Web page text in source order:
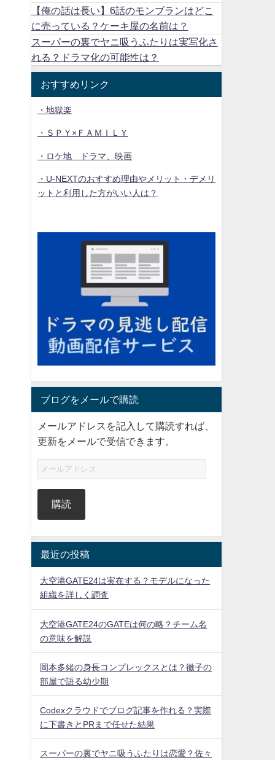
【俺の話は長い】6話のモンブランはどこ
に売っている？ケーキ屋の名前は？
スーパーの裏でヤニ吸うふたりは実写化さ
れる？ドラマ化の可能性は？
おすすめリンク
・地獄楽
・ＳＰＹ×ＦＡＭＩＬＹ
・ロケ地 ドラマ、映画
・U-NEXTのおすすめ理由やメリット・デメリ
ットと利用した方がいい人は？
ブログをメールで購読
メールアドレスを記入して購読すれば、
更新をメールで受信できます。
購読
最近の投稿
大空港GATE24は実在する？モデルになった
組織を詳しく調査
大空港GATE24のGATEは何の略？チーム名
の意味を解説
岡本多緒の身長コンプレックスとは？徹子の
部屋で語る幼少期
Codexクラウドでブログ記事を作れる？実際
に下書きとPRまで任せた結果
スーパーの裏でヤニ吸うふたりは恋愛？佐々